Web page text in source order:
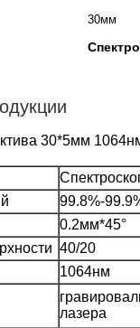
30мм
30*5мм
99.8%-
0.2мм*45°
40/20
1064нм
лазера